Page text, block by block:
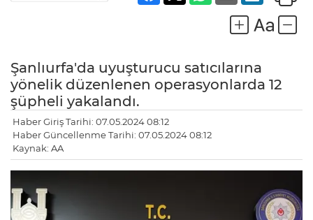
Şanlıurfa'da uyuşturucu satıcılarına
yönelik düzenlenen operasyonlarda 12
şüpheli yakalandı.
Haber Giriş Tarihi: 07.05.2024 08:12
Haber Güncellenme Tarihi: 07.05.2024 08:12
Kaynak: AA